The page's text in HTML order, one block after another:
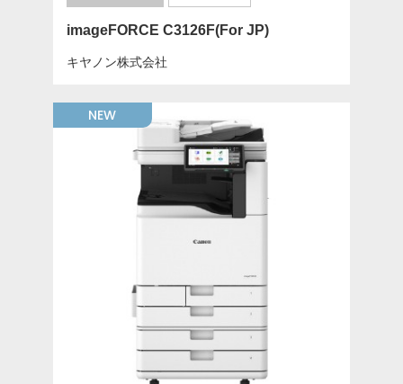
imageFORCE C3126F(For JP)
キヤノン株式会社
NEW